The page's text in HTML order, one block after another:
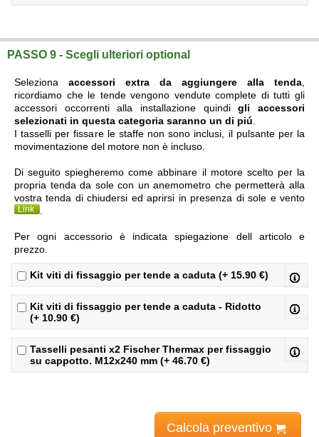
PASSO 9 - Scegli ulteriori optional
Seleziona accessori extra da aggiungere alla tenda
ricordiamo che le tende vengono vendute complete di tutti gli
accessori occorrenti alla installazione quindigli accessori
selezionati in questa categoria saranno un di piú
I tasselli per fissare le staffe non sono inclusi, il pulsante per la
movimentazione del motore non è incluso.
Di seguito spiegheremo come abbinare il motore scelto per la
propria tenda da sole con un anemometro che permetterà alla
vostra tenda di chiudersi ed aprirsi in presenza di sole e vento
Link
Per ogni accessorio è indicata spiegazione dell articolo e
prezzo.
Kit viti di fissaggio per tende a caduta (+ 15.90 €)
Kit viti di fissaggio per tende a caduta - Ridotto
(+ 10.90 €)
Tasselli pesanti x2 Fischer Thermax per fissaggio
su cappotto. M12x240 mm (+ 46.70 €)
Calcola preventivo